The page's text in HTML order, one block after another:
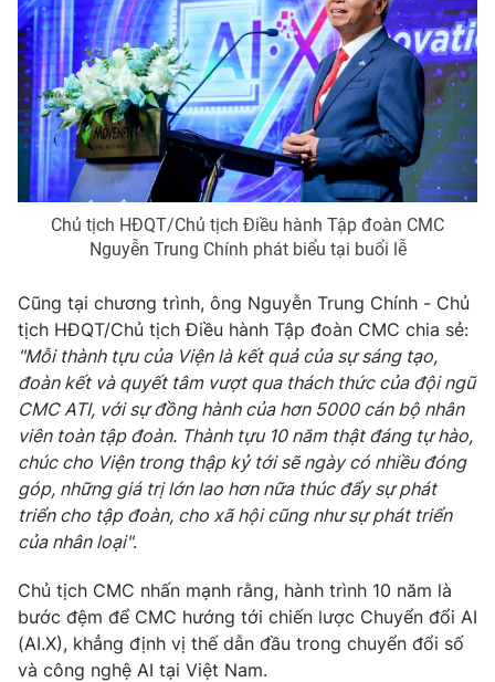
Chủ tịch HĐQT/Chủ tịch Điều hành Tập đoàn CMC
Nguyễn Trung Chính phát biểu tại buổi lễ
Cũng tại chương trình, ông Nguyễn Trung Chính - Chủ
tịch HĐQT/Chủ tịch Điều hành Tập đoàn CMC chia sẻ:
"Mỗi thành tựu của Viện là kết quả của sự sáng tạo,
đoàn kết và quyết tâm vượt qua thách thức của đội ngũ
CMC ATI, với sự đồng hành của hơn 5000 cán bộ nhân
viên toàn tập đoàn. Thành tựu 10 năm thật đáng tự hào,
chúc cho Viện trong thập kỷ tới sẽ ngày có nhiều đóng
góp, những giá trị lớn lao hơn nữa thúc đẩy sự phát
triển cho tập đoàn, cho xã hội cũng như sự phát triển
của nhân loại".
Chủ tịch CMC nhấn mạnh rằng, hành trình 10 năm là
bước đệm để CMC hướng tới chiến lược Chuyển đổi AI
(AI.X), khẳng định vị thế dẫn đầu trong chuyển đổi số
và công nghệ AI tại Việt Nam.